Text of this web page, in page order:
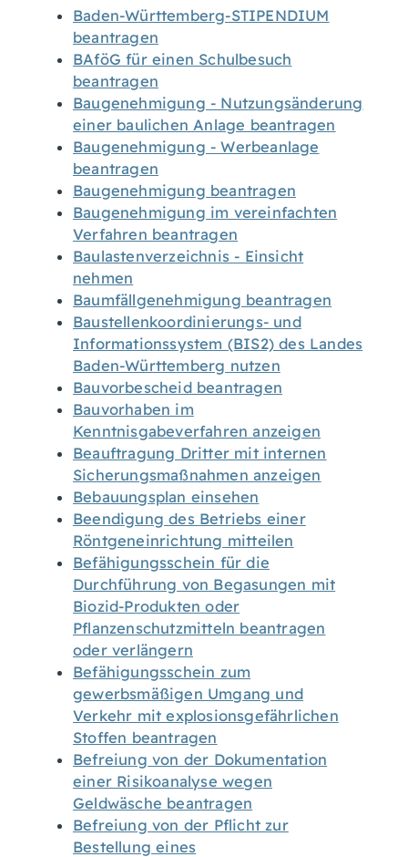
Baden-Württemberg-STIPENDIUM
beantragen
BAföG für einen Schulbesuch
beantragen
Baugenehmigung - Nutzungsänderung
einer baulichen Anlage beantragen
Baugenehmigung - Werbeanlage
beantragen
Baugenehmigung beantragen
Baugenehmigung im vereinfachten
Verfahren beantragen
Baulastenverzeichnis - Einsicht
nehmen
Baumfällgenehmigung beantragen
Baustellenkoordinierungs- und
Informationssystem (BIS2) des Landes
Baden-Württemberg nutzen
Bauvorbescheid beantragen
Bauvorhaben im
Kenntnisgabeverfahren anzeigen
Beauftragung Dritter mit internen
Sicherungsmaßnahmen anzeigen
Bebauungsplan einsehen
Beendigung des Betriebs einer
Röntgeneinrichtung mitteilen
Befähigungsschein für die
Durchführung von Begasungen mit
Biozid-Produkten oder
Pflanzenschutzmitteln beantragen
oder verlängern
Befähigungsschein zum
gewerbsmäßigen Umgang und
Verkehr mit explosionsgefährlichen
Stoffen beantragen
Befreiung von der Dokumentation
einer Risikoanalyse wegen
Geldwäsche beantragen
Befreiung von der Pflicht zur
Bestellung eines